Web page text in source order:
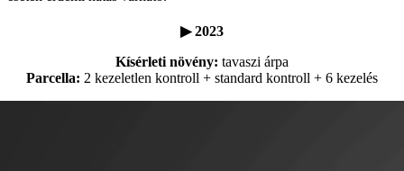
▶ 2023
Kísérleti növény: tavaszi árpa
Parcella: 2 kezeletlen kontroll + standard kontroll + 6 kezelés